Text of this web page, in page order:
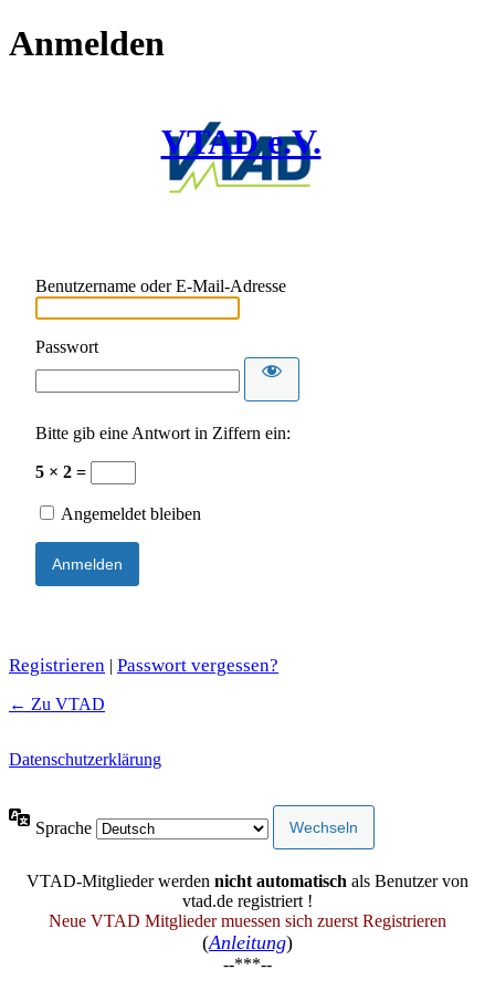
Anmelden
VTAD e.V.
Benutzername oder E-Mail-Adresse
Passwort
Bitte gib eine Antwort in Ziffern ein:
5 × 2 =
Angemeldet bleiben
Registrieren | Passwort vergessen?
← Zu VTAD
Datenschutzerklärung
Sprache
VTAD-Mitglieder werden nicht automatisch als Benutzer von
vtad.de registriert !
Neue VTAD Mitglieder muessen sich zuerst Registrieren
(Anleitung)
--***--